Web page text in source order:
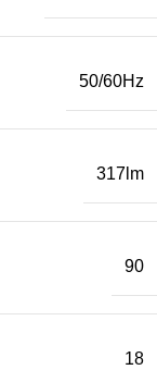
50/60Hz
317lm
90
18